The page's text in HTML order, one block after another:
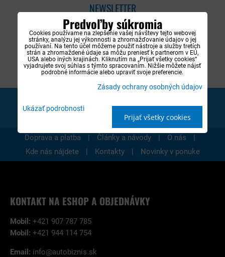
NEWSLETTER
Zadajte e-mail, na ktorý vám budeme posielať
novinky.:
Chcem sa prihlásiť k odberu noviniek e-mailom
ODOBERAŤ
Doprava a platba | Články a návody | O nás
|
Kde nás nájdete
| Kontakty | Novinky v ponuke
KONTAKT NA ESHOP A OBJEDNÁVKY
Mobil: +421 907 787 785
Mobil: +421 944 114 754
Email: info@autobiznis.sk
Predvoľby súkromia
Cookies používame na zlepšenie vašej návštevy tejto webovej
stránky, analýzu jej výkonnosti a zhromažďovanie údajov o jej
používaní. Na tento účel môžeme použiť nástroje a služby tretích
strán a zhromaždené údaje sa môžu preniesť k partnerom v EÚ,
USA alebo iných krajinách. Kliknutím na „Prijať všetky cookies“
vyjadrujete svoj súhlas s týmto spracovaním. Nižšie môžete nájsť
podrobné informácie alebo upraviť svoje preferencie.
Zásady ochrany osobných údajov
Ukázať podrobnosti
Prijať všetky cookies